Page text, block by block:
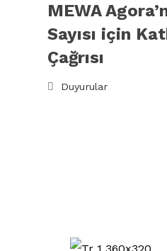
MEWA
Sayısı için
Çağrısı
Duyurular